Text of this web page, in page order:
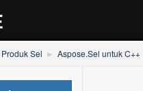
Sel Aspose.Sel untuk C++